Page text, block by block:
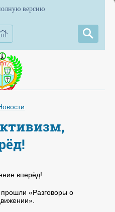
версию
вперёд!
«Разговоры о